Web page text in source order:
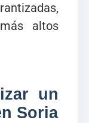
altos
un
Soria